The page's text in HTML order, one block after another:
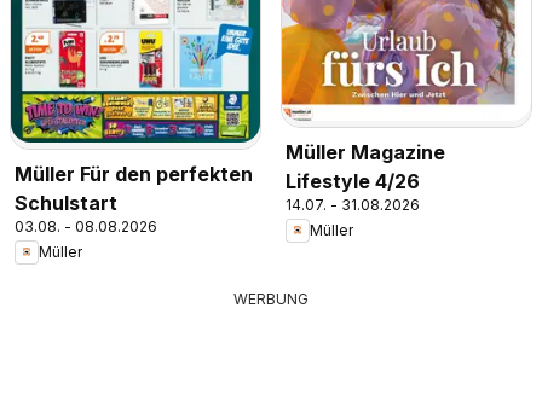
Müller Für den perfekten
Schulstart
03.08. - 08.08.2026
Müller
Müller Magazine
Lifestyle 4/26
14.07. - 31.08.2026
Müller
WERBUNG